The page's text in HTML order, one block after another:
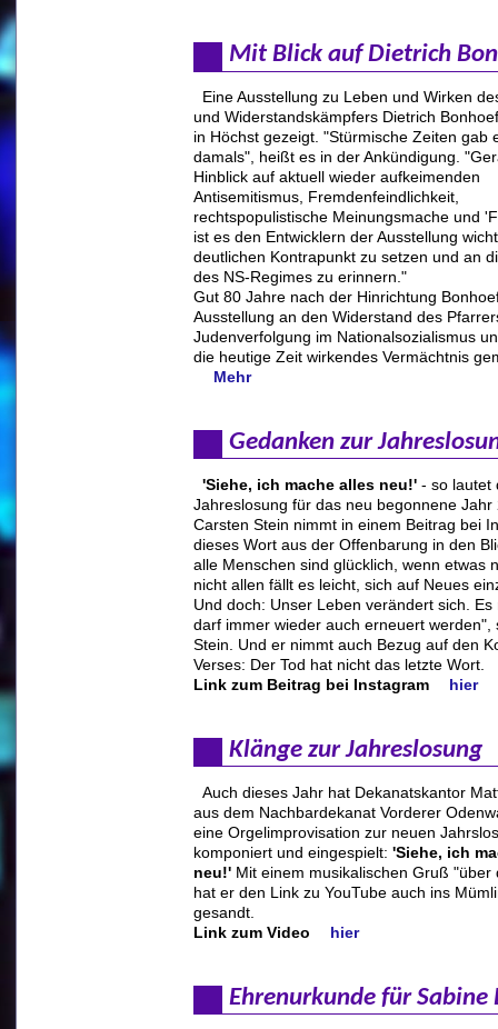
Mit Blick auf Dietrich
Eine Ausstellung zu Leben und Wirken
und Widerstandskämpfers Dietrich
in Höchst gezeigt. "Stürmische Zeiten gab
damals", heißt es in der Ankündigung.
Hinblick auf aktuell wieder aufkeimenden
Antisemitismus, Fremdenfeindlichkeit,
rechtspopulistische Meinungsmache und
ist es den Entwicklern der Ausstellung
deutlichen Kontrapunkt zu setzen und an
des NS-Regimes zu erinnern."
Gut 80 Jahre nach der Hinrichtung
Ausstellung an den Widerstand des
Judenverfolgung im Nationalsozialismus
die heutige Zeit wirkendes Vermächtnis
Mehr
Gedanken zur
'Siehe, ich mache alles neu!'- so lautet
Jahreslosung für das neu begonnene Jahr
Carsten Stein nimmt in einem Beitrag bei
dieses Wort aus der Offenbarung in den
alle Menschen sind glücklich, wenn etwas
nicht allen fällt es leicht, sich auf Neues
Und doch: Unser Leben verändert sich. Es
darf immer wieder auch erneuert werden",
Stein. Und er nimmt auch Bezug auf den
Verses: Der Tod hat nicht das letzte Wort.
Link zum Beitrag bei Instagram
hier
Klänge zur Jahreslosung
Auch dieses Jahr hat Dekanatskantor
aus dem Nachbardekanat Vorderer
eine Orgelimprovisation zur neuen
komponiert und eingespielt:'Siehe, ich
neu!' Mit einem musikalischen Gruß "über
hat er den Link zu YouTube auch ins
gesandt.
Link zum Video
hier
Ehrenurkunde für Sabine